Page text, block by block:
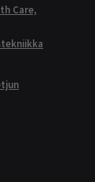
Care,